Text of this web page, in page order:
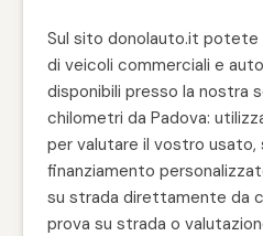
Sul sito donolauto.it
di veicoli commerciali e
disponibili presso la nostra
chilometri da Padova:
per valutare il vostro usato,
finanziamento
su strada direttamente da
prova su strada o